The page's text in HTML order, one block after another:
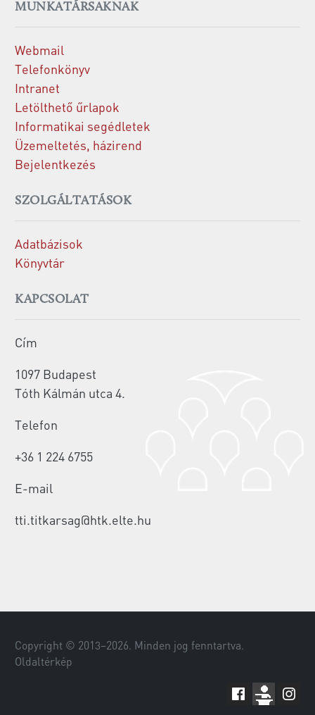
MUNKATÁRSAKNAK
Webmail
Telefonkönyv
Intranet
Letölthető űrlapok
Informatikai segédletek
Üzemeltetés, házirend
Bejelentkezés
SZOLGÁLTATÁSOK
Adatbázisok
Könyvtár
KAPCSOLAT
Cím
1097 Budapest
Tóth Kálmán utca 4.
Telefon
+36 1 224 6755
E-mail
tti.titkarsag@htk.elte.hu
Copyright © 2013–2026. Minden jog fenntartva.
Oldaltérkép